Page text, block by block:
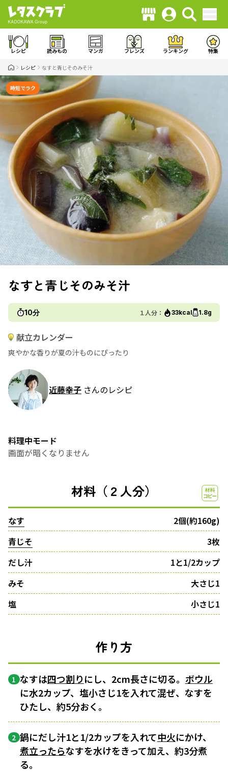
レシピ 読みもの マンガ フレンズ ランキング 特集
レシピ なすと青じそのみそ汁
時短でラク
なすと青じそのみそ汁
10分 １人分： 33kcal 1.8g
献立カレンダー
爽やかな香りが夏の汁ものにぴったり
近藤幸子 さんのレシピ
料理中モード
画面が暗くなりません
材料（２人分）
なす
2個(約160g)
青じそ
3枚
だし汁
1と1/2カップ
みそ
大さじ1
塩
小さじ1
作り方
1 なすは四つ割りにし、2cm長さに切る。 ボウル
に水2カップ、塩小さじ1を入れて混ぜ、なすを
ひたし、約5分おく。
2 鍋にだし汁1と1/2カップを入れて中火にかけ、
煮立ったらなすを水けをきって加え、約3分煮
る。